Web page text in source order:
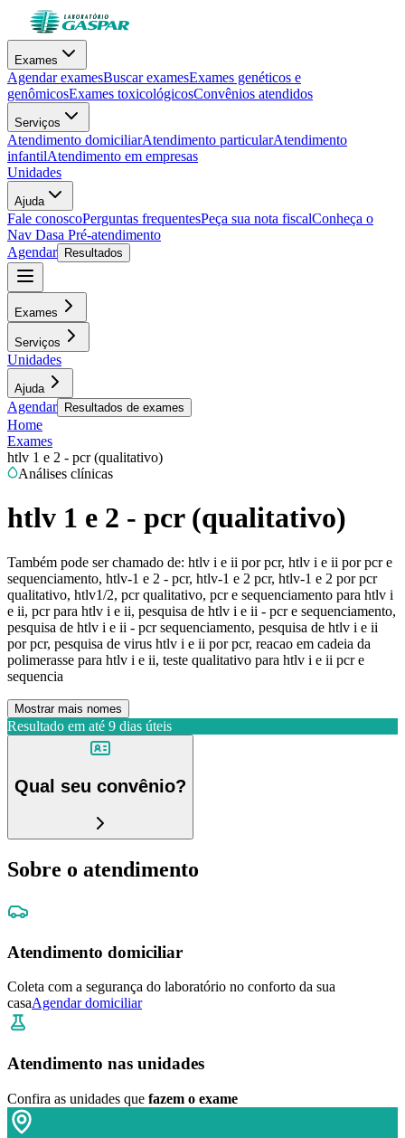
Exames
Agendar examesBuscar examesExames genéticos e
genômicosExames toxicológicosConvênios atendidos
Serviços
Atendimento domiciliarAtendimento particularAtendimento
infantilAtendimento em empresas
Unidades
Ajuda
Fale conoscoPerguntas frequentesPeça sua nota fiscalConheça o
Nav Dasa Pré-atendimento
Agendar
Resultados
Exames
Serviços
Unidades
Ajuda
Agendar Resultados de exames
Home
Exames
htlv 1 e 2 - pcr (qualitativo)
Análises clínicas
htlv 1 e 2 - pcr (qualitativo)
Também pode ser chamado de: htlv i e ii por pcr, htlv i e ii por pcr e
sequenciamento, htlv-1 e 2 - pcr, htlv-1 e 2 pcr, htlv-1 e 2 por pcr
qualitativo, htlv1/2, pcr qualitativo, pcr e sequenciamento para htlv i
e ii, pcr para htlv i e ii, pesquisa de htlv i e ii - pcr e sequenciamento,
pesquisa de htlv i e ii - pcr sequenciamento, pesquisa de htlv i e ii
por pcr, pesquisa de virus htlv i e ii por pcr, reacao em cadeia da
polimerasse para htlv i e ii, teste qualitativo para htlv i e ii pcr e
sequencia
Mostrar mais nomes
Resultado em até 9 dias úteis
Qual seu convênio?
Sobre o atendimento
Atendimento domiciliar
Coleta com a segurança do laboratório no conforto da sua
casaAgendar domiciliar
Atendimento nas unidades
Confira as unidades que fazem o exame